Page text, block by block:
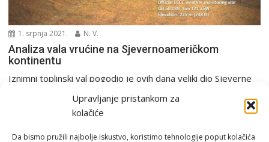
Upravljanje pristankom za
kolačiće
Da bismo pružili najbolje iskustvo, koristimo tehnologije poput kolačića
1. srpnja 2021. N. V.
Analiza vala vrućine na Sjevernoameričkom
kontinentu
Iznimni toplinski val pogodio je ovih dana veliki dio Sjeverne
Amerike. Prvenstveno se to odnosi na...
Europa i svijet